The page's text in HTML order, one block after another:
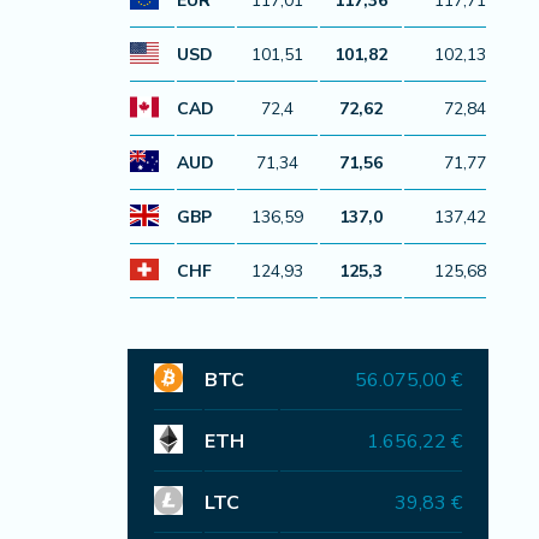
USD 101,51 101,82 102,13
CAD 72,4 72,62 72,84
AUD 71,34 71,56 71,77
GBP 136,59 137,0 137,42
CHF 124,93 125,3 125,68
BTC 56.075,00 €
ETH 1.656,22 €
LTC 39,83 €